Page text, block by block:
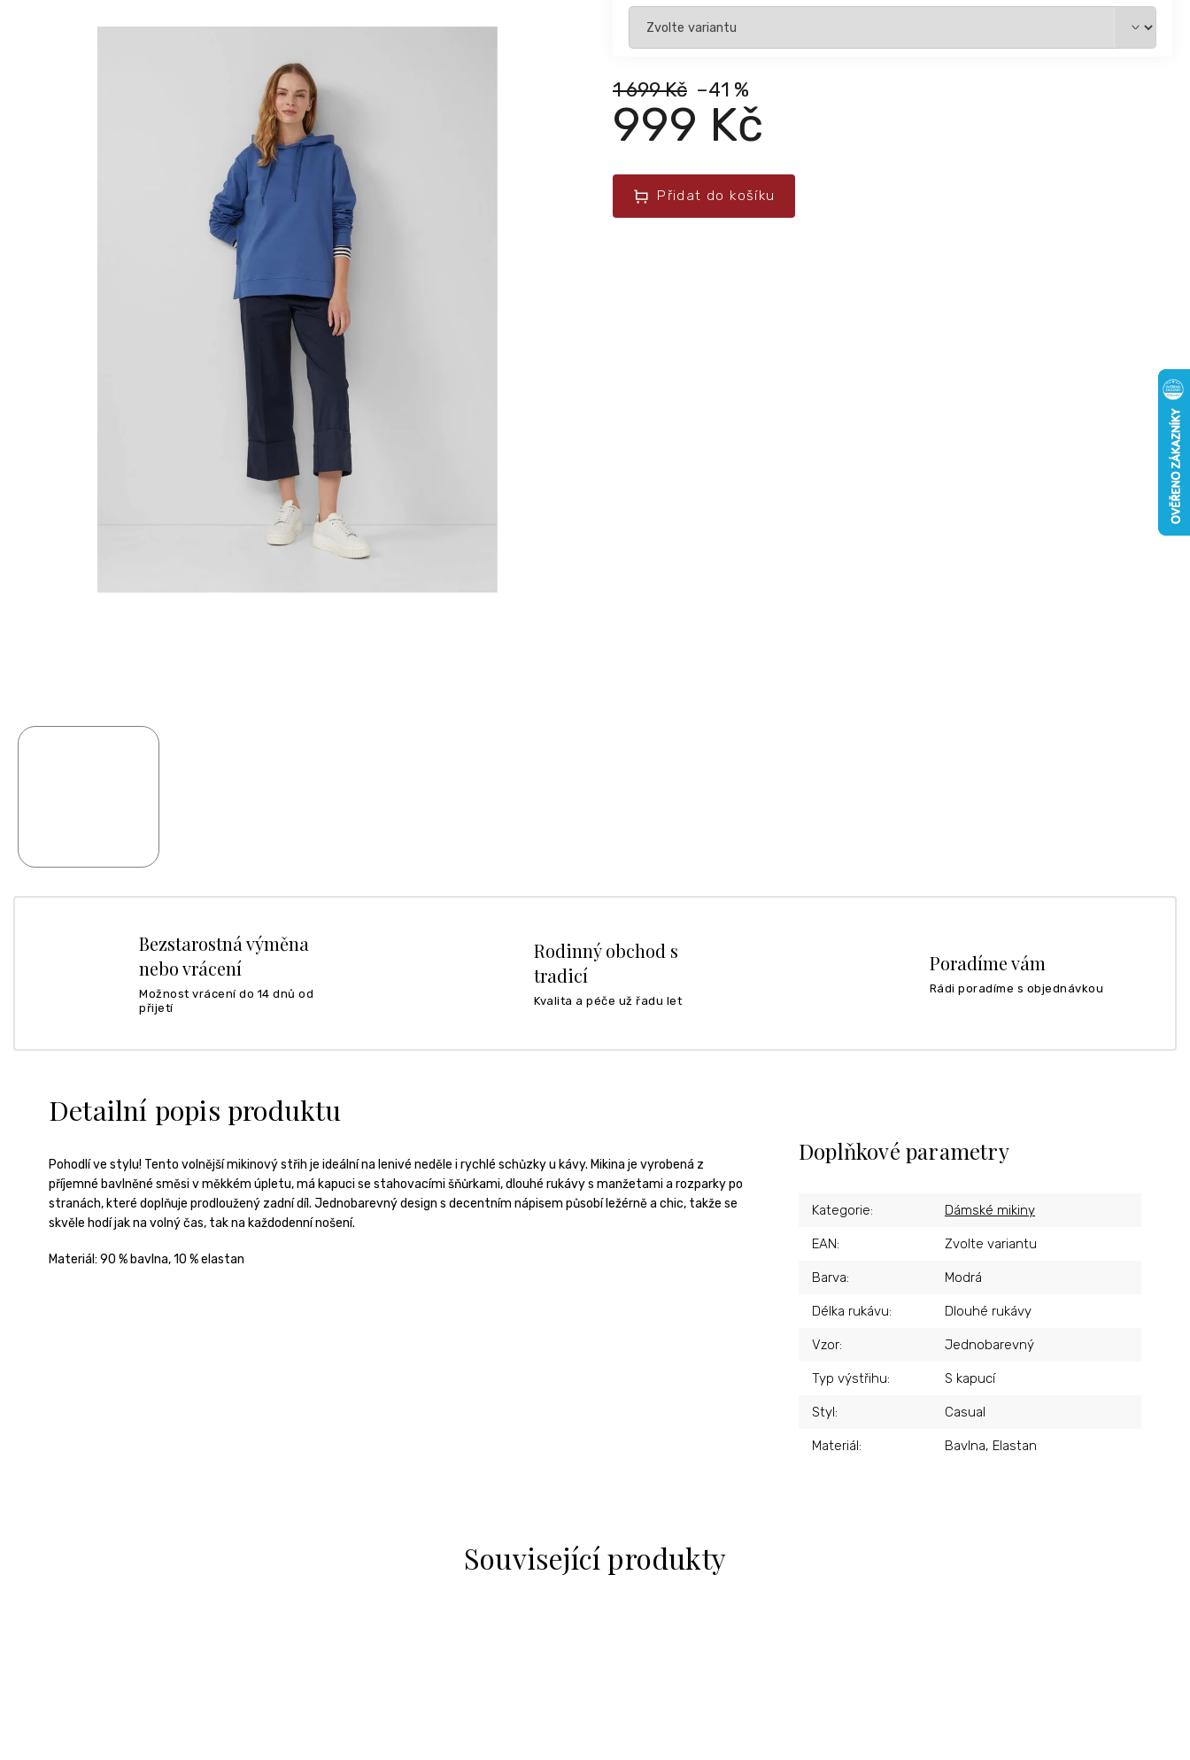
1 699 Kč –41 %
999 Kč
Přidat do košíku
Bezstarostná výměna
nebo vrácení
Možnost vrácení do 14 dnů od
přijetí
Rodinný obchod s
tradicí
Kvalita a péče už řadu let
Poradíme vám
Rádi poradíme s objednávkou
Související produkty
Detailní popis produktu
Pohodlí ve stylu! Tento volnější mikinový střih je ideální na lenivé neděle i rychlé schůzky u kávy. Mikina je vyrobená z
příjemné bavlněné směsi v měkkém úpletu, má kapuci se stahovacími šňůrkami, dlouhé rukávy s manžetami a rozparky po
stranách, které doplňuje prodloužený zadní díl. Jednobarevný design s decentním nápisem působí ležérně a chic, takže se
skvěle hodí jak na volný čas, tak na každodenní nošení.
Materiál: 90 % bavlna, 10 % elastan
Doplňkové parametry
Kategorie: Dámské mikiny
EAN: Zvolte variantu
Barva: Modrá
Délka rukávu: Dlouhé rukávy
Vzor: Jednobarevný
Typ výstřihu: S kapucí
Styl: Casual
Materiál: Bavlna, Elastan